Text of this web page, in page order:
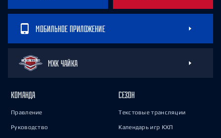
МОБИЛЬНОЕ ПРИЛОЖЕНИЕ
МХК ЧАЙКА
КОМАНДА
Правление
Руководство
СЕЗОН
Текстовые трансляции
Календарь игр КХЛ